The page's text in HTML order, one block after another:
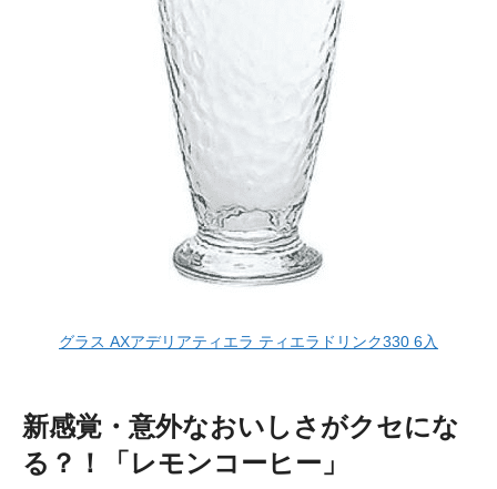
グラス AXアデリアティエラ ティエラドリンク330 6入
新感覚・意外なおいしさがクセにな
る？！「レモンコーヒー」